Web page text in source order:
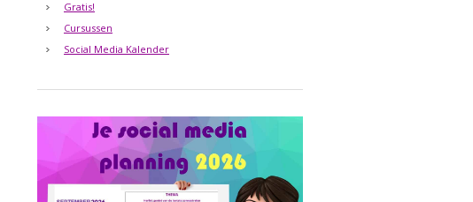
Gratis!
Cursussen
Social Media Kalender